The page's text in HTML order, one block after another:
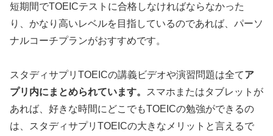
短期間でTOEICテストに合格しなければならなかった
り、かなり高いレベルを目指しているのであれば、パーソ
ナルコーチプランがおすすめです。
スタディサプリTOEICの講義ビデオや演習問題は全てア
プリ内にまとめられています。 スマホまたはタブレットが
あれば、好きな時間にどこでもTOEICの勉強ができるの
は、スタディサプリTOEICの大きなメリットと言えるで